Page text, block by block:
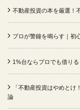
不動産投資の本を厳選！
プロが警鐘を鳴らす｜初
1%台ならプロでも借り
「不動産投資はやめと
論